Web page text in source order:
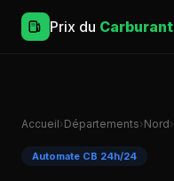
Prix du Carburant
Accueil›Départements›Nord›
Automate CB 24h/24